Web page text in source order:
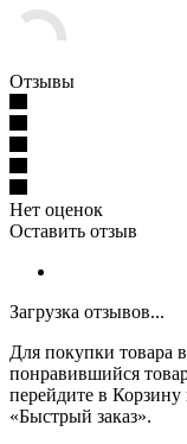
Отзывы
Нет оценок
Оставить отзыв
Загрузка отзывов...
Для покупки товара
понравившийся
перейдите в
«Быстрый заказ».